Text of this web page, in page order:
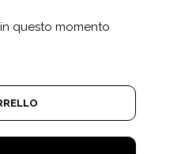
questo momento